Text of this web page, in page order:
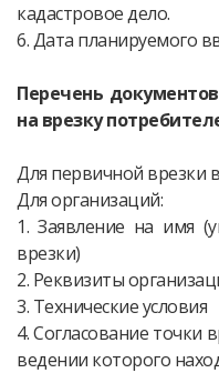
кадастровое дело.
6. Дата планируемого
Перечень
на врезку
Для первичной врезки
Для организаций:
1. Заявление на имя
врезки)
2. Реквизиты
3. Технические условия
4. Согласование точки
ведении которого